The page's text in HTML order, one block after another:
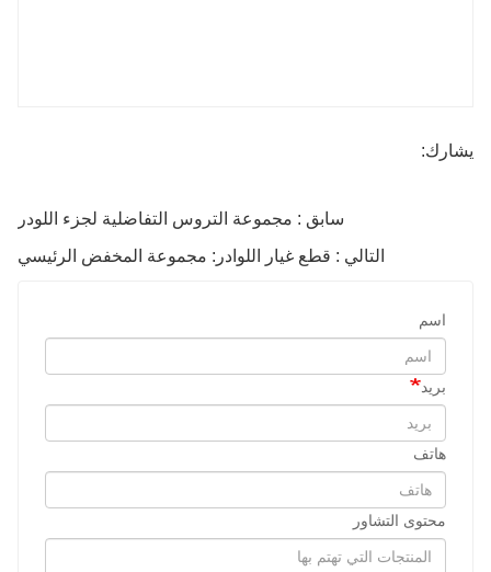
يشارك:
سابق : مجموعة التروس التفاضلية لجزء اللودر
التالي : قطع غيار اللوادر: مجموعة المخفض الرئيسي
اسم
بريد
هاتف
محتوى التشاور